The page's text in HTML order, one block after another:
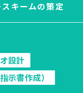
キームの策定
設計
示書作成）